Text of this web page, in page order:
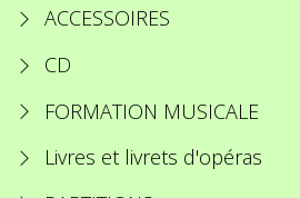
ACCESSOIRES
CD
FORMATION MUSICALE
Livres et livrets d'opéras